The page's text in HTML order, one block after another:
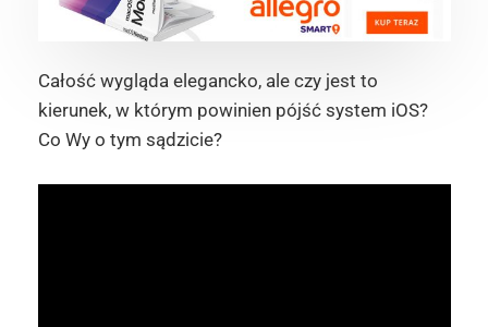
Całość wygląda elegancko, ale czy jest to
kierunek, w którym powinien pójść system iOS?
Co Wy o tym sądzicie?